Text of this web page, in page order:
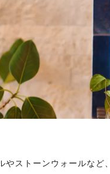
やストーンウォールなど